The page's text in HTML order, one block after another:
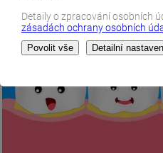
Detaily o zpracování osobních
zásadách ochrany osobních